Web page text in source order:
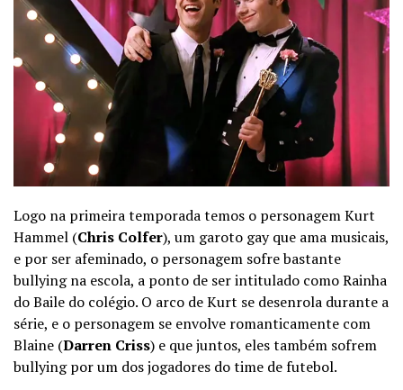
Logo na primeira temporada temos o personagem Kurt
Hammel (Chris Colfer), um garoto gay que ama musicais,
e por ser afeminado, o personagem sofre bastante
bullying na escola, a ponto de ser intitulado como Rainha
do Baile do colégio. O arco de Kurt se desenrola durante a
série, e o personagem se envolve romanticamente com
Blaine (Darren Criss) e que juntos, eles também sofrem
bullying por um dos jogadores do time de futebol.